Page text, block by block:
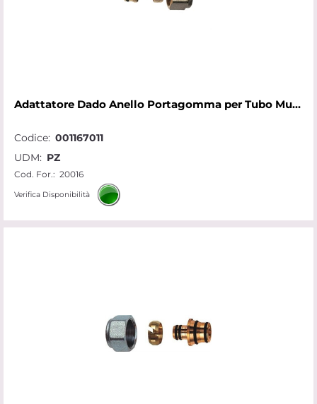
Adattatore Dado Anello Portagomma per Tubo Multist.D.16x1/2x2 RTM
Codice: 001167011
UDM: PZ
Cod. For.: 20016
Verifica Disponibilità